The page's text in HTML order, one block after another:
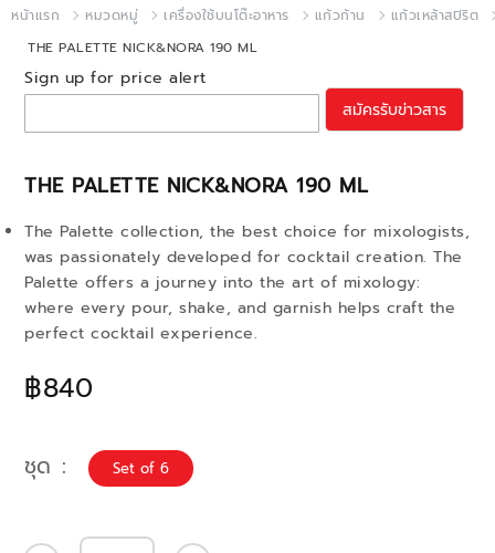
หน้าแรก หมวดหมู่ เครื่องใช้บนโต๊ะอาหาร แก้วก้าน
แก้วเหล้าสปิริต
THE PALETTE NICK&NORA 190 ML
THE PALETTE NICK&NORA 190 ML
฿840
The Palette collection, the best choice for mixologists,
was passionately developed for cocktail creation. The
Palette offers a journey into the art of mixology:
where every pour, shake, and garnish helps craft the
perfect cocktail experience.
Sign up for price alert
สมัครรับข่าวสาร
ชุด Set of 6